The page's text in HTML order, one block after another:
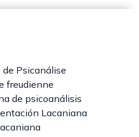
de Psicanálise
freudienne
de psicoanálisis
Lacaniana